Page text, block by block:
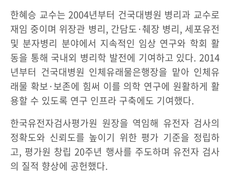
한혜승 교수는 2004년부터 건국대병원 병리과 교수로
재임 중이며 위장관 병리, 간담도·췌장 병리, 세포유전
및 분자병리 분야에서 지속적인 임상 연구와 학회 활
동을 통해 국내외 병리학 발전에 기여하고 있다. 2014
년부터 건국대병원 인체유래물은행장을 맡아 인체유
래물 확보·보존에 힘써 이를 의학 연구에 원활하게 활
용할 수 있도록 연구 인프라 구축에도 기여했다.
한국유전자검사평가원 원장을 역임해 유전자 검사의
정확도와 신뢰도를 높이기 위한 평가 기준을 정립하
고, 평가원 창립 20주년 행사를 주도하며 유전자 검사
의 질적 향상에 공헌했다.